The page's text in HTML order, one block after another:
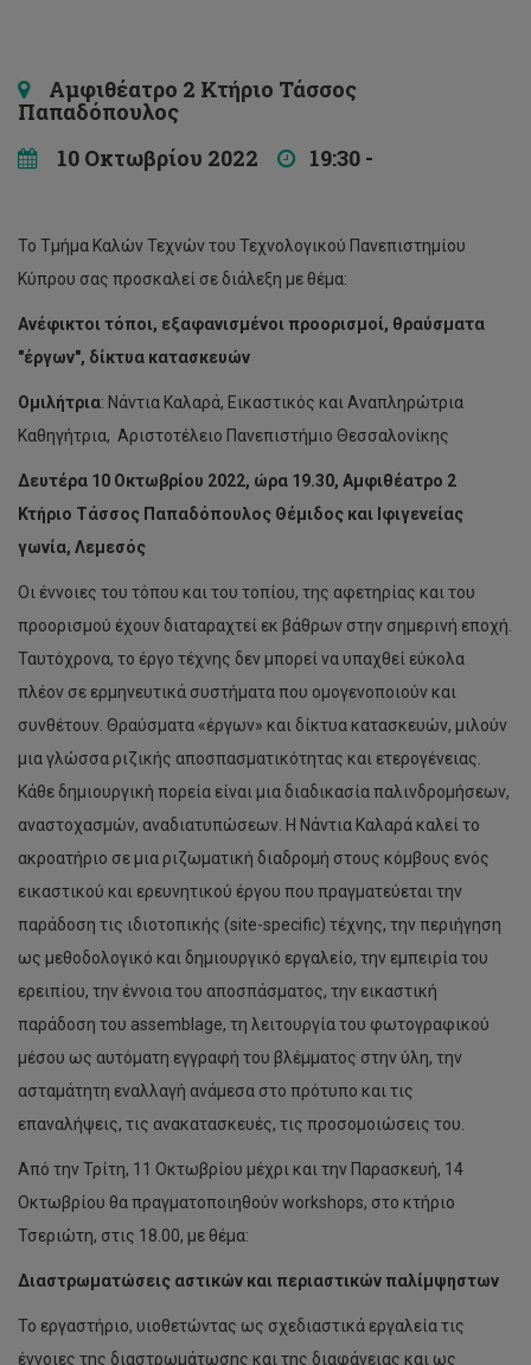
Αμφιθέατρο 2 Κτήριο Τάσσος
Παπαδόπουλος
10 Οκτωβρίου 2022
19:30 -
Το Τμήμα Καλών Τεχνών του Τεχνολογικού Πανεπιστημίου
Κύπρου σας προσκαλεί σε διάλεξη με θέμα:
Ανέφικτοι τόποι, εξαφανισμένοι προορισμοί, θραύσματα
"έργων", δίκτυα κατασκευών
Ομιλήτρια: Νάντια Καλαρά, Εικαστικός και Αναπληρώτρια
Καθηγήτρια, Αριστοτέλειο Πανεπιστήμιο Θεσσαλονίκης
Δευτέρα 10 Οκτωβρίου 2022, ώρα 19.30, Αμφιθέατρο 2
Κτήριο Τάσσος Παπαδόπουλος Θέμιδος και Ιφιγενείας
γωνία, Λεμεσός
Οι έννοιες του τόπου και του τοπίου, της αφετηρίας και του
προορισμού έχουν διαταραχτεί εκ βάθρων στην σημερινή εποχή.
Ταυτόχρονα, το έργο τέχνης δεν μπορεί να υπαχθεί εύκολα
πλέον σε ερμηνευτικά συστήματα που ομογενοποιούν και
συνθέτουν. Θραύσματα «έργων» και δίκτυα κατασκευών, μιλούν
μια γλώσσα ριζικής αποσπασματικότητας και ετερογένειας.
Kάθε δημιουργική πορεία είναι μια διαδικασία παλινδρομήσεων,
αναστοχασμών, αναδιατυπώσεων. Η Νάντια Καλαρά καλεί το
ακροατήριο σε μια ριζωματική διαδρομή στους κόμβους ενός
εικαστικού και ερευνητικού έργου που πραγματεύεται την
παράδοση τις ιδιοτοπικής (site-specific) τέχνης, την περιήγηση
ως μεθοδολογικό και δημιουργικό εργαλείο, την εμπειρία του
ερειπίου, την έννοια του αποσπάσματος, την εικαστική
παράδοση του assemblage, τη λειτουργία του φωτογραφικού
μέσου ως αυτόματη εγγραφή του βλέμματος στην ύλη, την
ασταμάτητη εναλλαγή ανάμεσα στο πρότυπο και τις
επαναλήψεις, τις ανακατασκευές, τις προσομοιώσεις του.
Από την Τρίτη, 11 Οκτωβρίου μέχρι και την Παρασκευή, 14
Οκτωβρίου θα πραγματοποιηθούν workshops, στο κτήριο
Τσεριώτη, στις 18.00, με θέμα:
∆ιαστρωματώσεις αστικών και περιαστικών παλίμψηστων
Το εργαστήριο, υιοθετώντας ως σχεδιαστικά εργαλεία τις
έννοιες της διαστρωμάτωσης και της διαφάνειας και ως